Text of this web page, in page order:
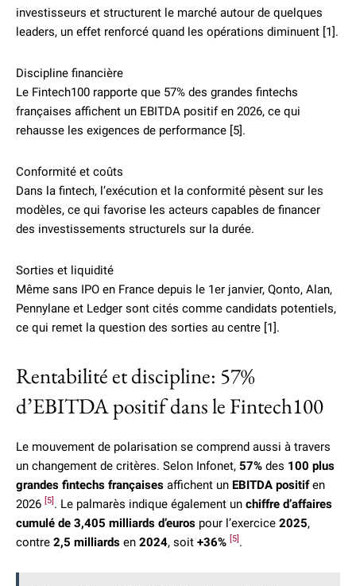
investisseurs et structurent le marché autour de quelques
leaders, un effet renforcé quand les opérations diminuent [1].
Discipline financière
Le Fintech100 rapporte que 57% des grandes fintechs
françaises affichent un EBITDA positif en 2026, ce qui
rehausse les exigences de performance [5].
Conformité et coûts
Dans la fintech, l’exécution et la conformité pèsent sur les
modèles, ce qui favorise les acteurs capables de financer
des investissements structurels sur la durée.
Sorties et liquidité
Même sans IPO en France depuis le 1er janvier, Qonto, Alan,
Pennylane et Ledger sont cités comme candidats potentiels,
ce qui remet la question des sorties au centre [1].
Rentabilité et discipline: 57%
d’EBITDA positif dans le Fintech100
Le mouvement de polarisation se comprend aussi à travers
un changement de critères. Selon Infonet, 57% des 100 plus
grandes fintechs françaises affichent un EBITDA positifen
2026
[5] . Le palmarès indique également un chiffre d’affaires
cumulé de 3,405 milliards d’euros pour l’exercice 2025,
contre 2,5 milliards en 2024, soit +36% [5] .